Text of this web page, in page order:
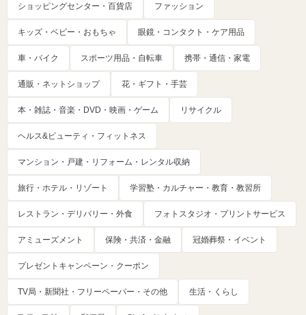
ショッピングセンター・百貨店 ファッション
キッズ・ベビー・おもちゃ 眼鏡・コンタクト・ケア用品
車・バイク スポーツ用品・自転車 携帯・通信・家電
通販・ネットショップ 花・ギフト・手芸
本・雑誌・音楽・DVD・映画・ゲーム リサイクル
ヘルス&ビューティ・フィットネス
マンション・戸建・リフォーム・レンタル収納
旅行・ホテル・リゾート 学習塾・カルチャー・教育・教習所
レストラン・デリバリー・外食 フォトスタジオ・プリントサービス
アミューズメント 保険・共済・金融 冠婚葬祭・イベント
プレゼントキャンペーン・クーポン
TV局・新聞社・フリーペーパー・その他 生活・くらし